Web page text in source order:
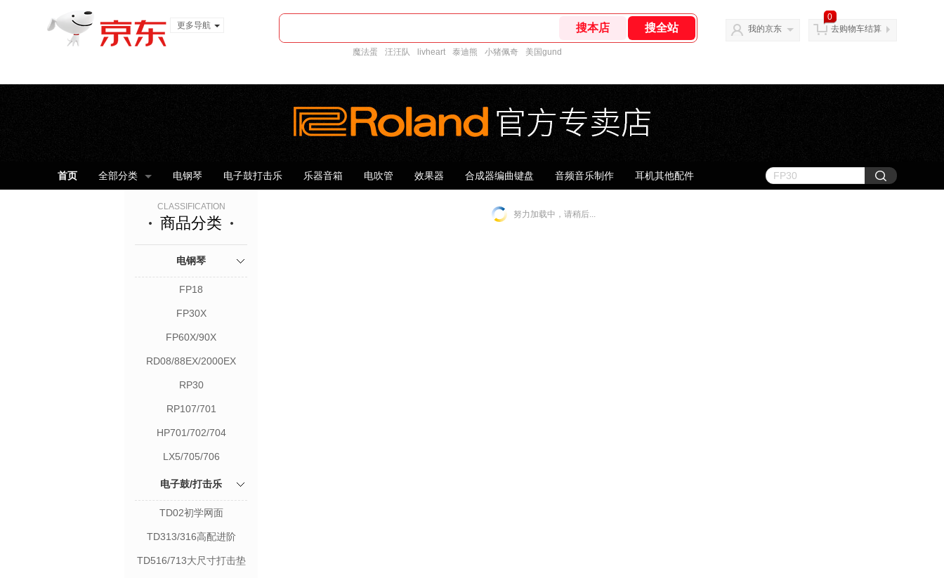
更多导航
魔法蛋 汪汪队 livheart 泰迪熊 小猪佩奇 美国gund
我的京东
0
去购物车结算
首页 全部分类 电钢琴 电子鼓打击乐 乐器音箱 电吹管 效果器 合成器编曲键盘 音频音乐制作 耳机其他配件
CLASSIFICATION
商品分类
电钢琴
FP18
FP30X
FP60X/90X
RD08/88EX/2000EX
RP30
RP107/701
HP701/702/704
LX5/705/706
电子鼓/打击乐
TD02初学网面
TD313/316高配进阶
TD516/713大尺寸打击垫
努力加载中，请稍后...